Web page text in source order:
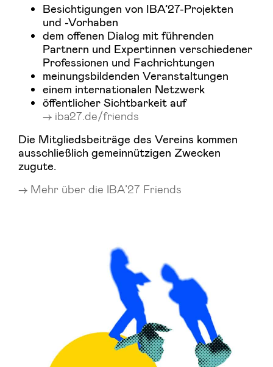
Besichtigungen von IBA’27-Projekten
und -Vorhaben
dem offenen Dialog mit führenden
Partnern und Expertinnen verschiedener
Professionen und Fachrichtungen
meinungsbildenden Veranstaltungen
einem internationalen Netzwerk
öffentlicher Sichtbarkeit auf
iba27.de/friends
Die Mitgliedsbeiträge des Vereins kommen
ausschließlich gemeinnützigen Zwecken
zugute.
Mehr über die IBA’27 Friends